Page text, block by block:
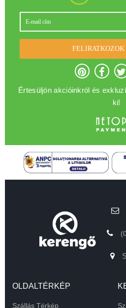
FELIRATKOZOK
Értesüljön akcióinkról és
ki!
OLDALTÉRKÉP
Szállás Térkép